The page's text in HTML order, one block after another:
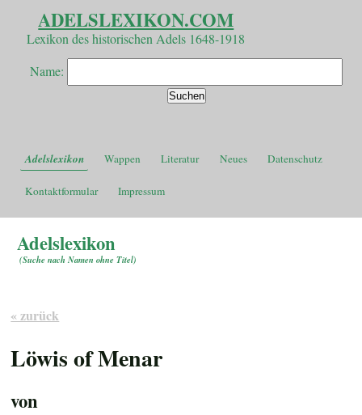
ADELSLEXIKON.COM
Lexikon des historischen Adels 1648-1918
Name:
Adelslexikon Wappen Literatur Neues Datenschutz
Kontaktformular Impressum
Adelslexikon
(Suche nach Namen ohne Titel)
« zurück
Löwis of Menar
von